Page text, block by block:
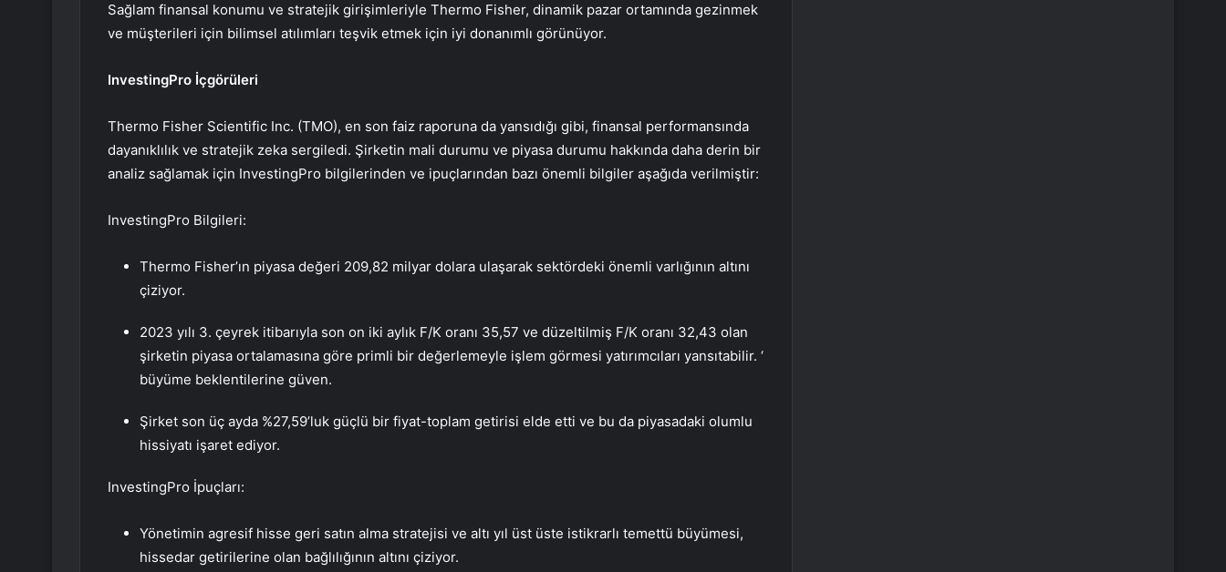
Sağlam finansal konumu ve stratejik girişimleriyle Thermo Fisher, dinamik pazar ortamında gezinmek
ve müşterileri için bilimsel atılımları teşvik etmek için iyi donanımlı görünüyor.
InvestingPro İçgörüleri
Thermo Fisher Scientific Inc. (TMO), en son faiz raporuna da yansıdığı gibi, finansal performansında
dayanıklılık ve stratejik zeka sergiledi. Şirketin mali durumu ve piyasa durumu hakkında daha derin bir
analiz sağlamak için InvestingPro bilgilerinden ve ipuçlarından bazı önemli bilgiler aşağıda verilmiştir:
InvestingPro Bilgileri:
Thermo Fisher’ın piyasa değeri 209,82 milyar dolara ulaşarak sektördeki önemli varlığının altını
çiziyor.
2023 yılı 3. çeyrek itibarıyla son on iki aylık F/K oranı 35,57 ve düzeltilmiş F/K oranı 32,43 olan
şirketin piyasa ortalamasına göre primli bir değerlemeyle işlem görmesi yatırımcıları yansıtabilir. ‘
büyüme beklentilerine güven.
Şirket son üç ayda %27,59’luk güçlü bir fiyat-toplam getirisi elde etti ve bu da piyasadaki olumlu
hissiyatı işaret ediyor.
InvestingPro İpuçları:
Yönetimin agresif hisse geri satın alma stratejisi ve altı yıl üst üste istikrarlı temettü büyümesi,
hissedar getirilerine olan bağlılığının altını çiziyor.